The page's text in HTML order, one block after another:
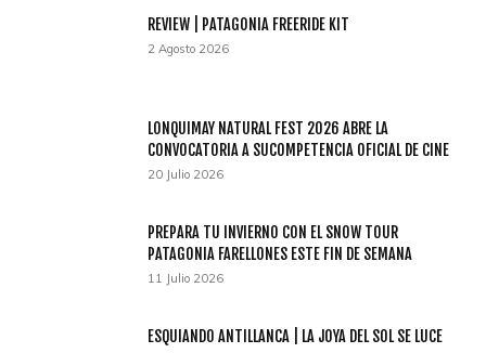
REVIEW | PATAGONIA FREERIDE KIT
2 Agosto 2026
LONQUIMAY NATURAL FEST 2026 ABRE LA
CONVOCATORIA A SUCOMPETENCIA OFICIAL DE CINE
20 Julio 2026
PREPARA TU INVIERNO CON EL SNOW TOUR
PATAGONIA FARELLONES ESTE FIN DE SEMANA
11 Julio 2026
ESQUIANDO ANTILLANCA | LA JOYA DEL SOL SE LUCE